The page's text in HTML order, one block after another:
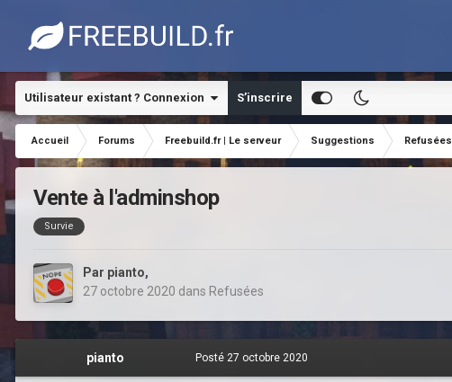
Utilisateur existant ? Connexion S’inscrire
Accueil Forums Freebuild.fr | Le serveur Suggestions Refusées
Vente à l'adminshop
Survie
Par pianto,
27 octobre 2020 dans Refusées
pianto Posté 27 octobre 2020